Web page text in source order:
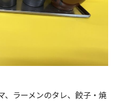
、ラーメンのタレ、餃子・焼